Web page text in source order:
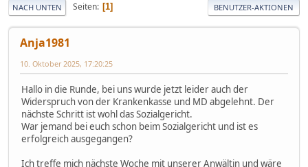
NACH UNTEN Seiten 1 BENUTZER-AKTIONEN
Anja1981
10. Oktober 2025, 17:20:25
Hallo in die Runde, bei uns wurde jetzt leider auch der
Widerspruch von der Krankenkasse und MD abgelehnt. Der
nächste Schritt ist wohl das Sozialgericht.
War jemand bei euch schon beim Sozialgericht und ist es
erfolgreich ausgegangen?
Ich treffe mich nächste Woche mit unserer Anwältin und wäre